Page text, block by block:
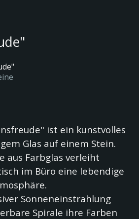
ist ein kunstvolles
Glas auf einem Stein.
aus Farbglas verleiht
im Büro eine lebendige
Sonneneinstrahlung
Spirale ihre Farben